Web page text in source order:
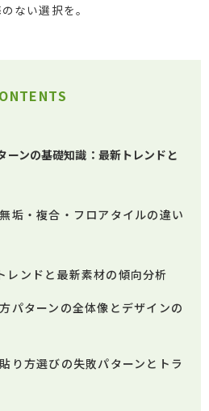
ない選択を。
ーンの基礎知識：最新トレンドと
垢・複合・フロアタイルの違い
レンドと最新素材の傾向分析
パターンの全体像とデザインの
り方選びの失敗パターンとトラ